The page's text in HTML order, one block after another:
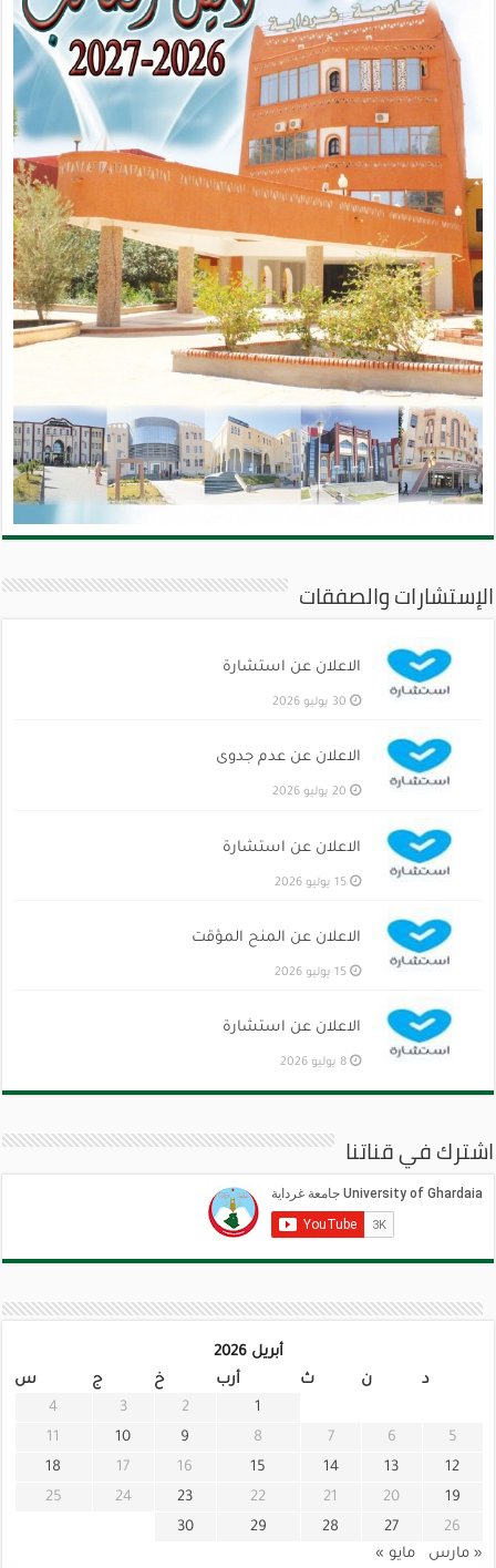
الإستشارات والصفقات
الاعلان عن استشارة
30 يوليو 2026
الاعلان عن عدم جدوى
20 يوليو 2026
الاعلان عن استشارة
15 يوليو 2026
الاعلان عن المنح المؤقت
15 يوليو 2026
الاعلان عن استشارة
8 يوليو 2026
اشترك في قناتنا
أبريل 2026
د
ن ث أرب خ ج
س
1
2
3
4
5
6
7
8
9
10
11
12
13
14
15
16
17
18
19
20
21
22
23
24
25
26
27
28
29
30
« مارس
مايو »